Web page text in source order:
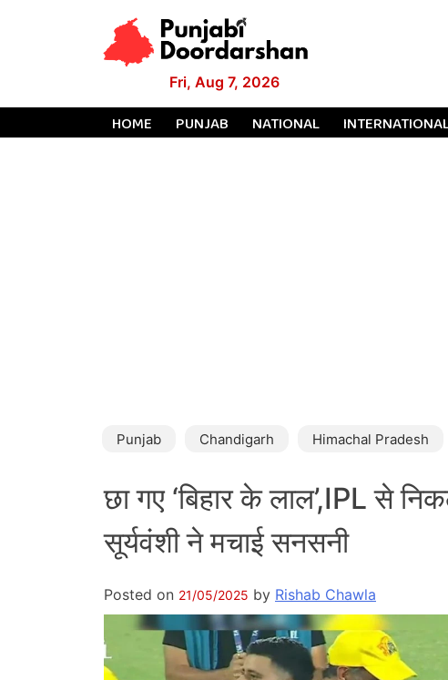
Fri, Aug 7, 2026
HOME PUNJAB NATIONAL
Punjab Chandigarh Himachal Pradesh
छा गए ‘बिहार के लाल’,IPL से
सूर्यवंशी ने मचाई सनसनी
Posted on 21/05/2025 by Rishab Chawla